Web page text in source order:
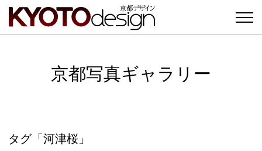
京都写真ギャラリー
タグ「河津桜」